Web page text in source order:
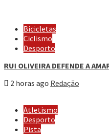
Bicicletas
Ciclismo
Desporto
RUI OLIVEIRA DEFENDE A
2 horas ago Redação
Atletismo
Desporto
Pista